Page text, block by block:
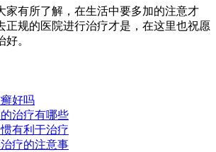
家有所了解，在生活中要多加的注意才
正规的医院进行治疗才是，在这里也祝愿
。
好吗
治疗有哪些
有利于治疗
疗的注意事